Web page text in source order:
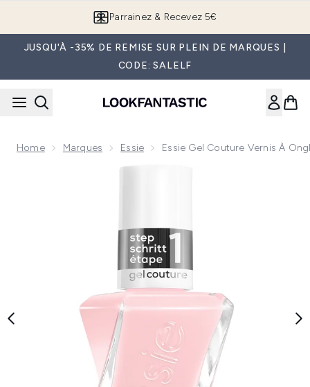
Parrainez & Recevez 5€
JUSQU'À -35% DE REMISE SUR PLEIN DE MARQUES |
CODE: SALELF
Home Marques Essie Essie Gel Couture Vernis À
Now showing image 1 essie Gel Couture Vernis à Ongles